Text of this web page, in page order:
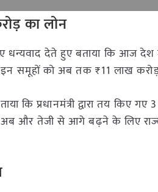
का लोन
धन्यवाद देते हुए बताया कि आज
समूहों को अब तक ₹11 लाख करोड़
कि प्रधानमंत्री द्वारा तय किए
और तेजी से आगे बढ़ने के लिए